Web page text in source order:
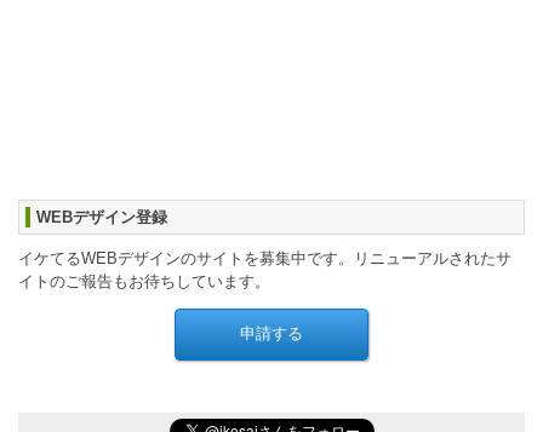
WEBデザイン登録
イケてるWEBデザインのサイトを募集中です。リニューアルされたサ
イトのご報告もお待ちしています。